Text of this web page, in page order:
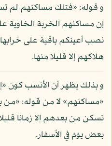
و قوله: «فتلك مساكنهم لم
إن مساكنهم الخربة
نصب أعينكم باقية على
هلاكهم إلا قليلا منها.
و بذلك يظهر أن الأنسب كون
«مساكنهم» لا من قوله: «من
تسكن من بعدهم إلا زمانا قليلا
بعض يوم في الأسفار.